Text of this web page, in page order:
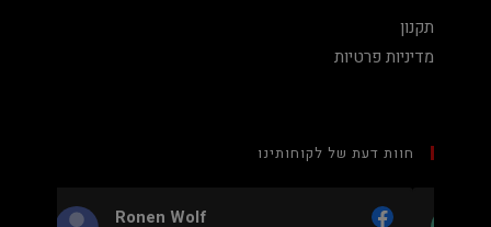
תקנון
מדיניות פרטיות
חוות דעת של לקוחותינו
Nadav Peket